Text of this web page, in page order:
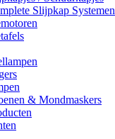
Slijpkap Systemen
& Mondmaskers